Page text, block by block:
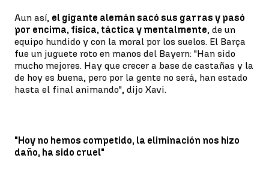
Aun así, el gigante alemán sacó sus garras y pasó
por encima, física, táctica y mentalmente, de un
equipo hundido y con la moral por los suelos. El Barça
fue un juguete roto en manos del Bayern: "Han sido
mucho mejores. Hay que crecer a base de castañas y la
de hoy es buena, pero por la gente no será, han estado
hasta el final animando", dijo Xavi.
"Hoy no hemos competido, la eliminación nos hizo
daño, ha sido cruel"